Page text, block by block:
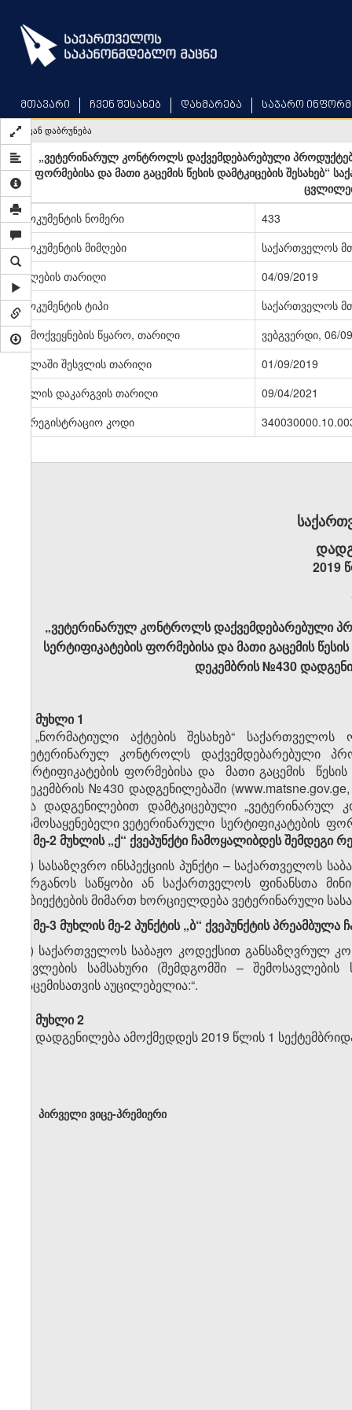
main
content
მთავარი ჩვენ შესახებ დახმარება საჯარო
უკან დაბრუნება
„ვეტერინარულ კონტროლს დაქვემდებარებული
ფორმებისა და მათი გაცემის წესის დამტკიცების
დოკუმენტის ნომერი
433
დოკუმენტის მიმღები
საქართველოს
მიღების თარიღი
04/09/2019
დოკუმენტის ტიპი
საქართველოს
გამოქვეყნების წყარო, თარიღი
ვებგვერდი, 06/
ძალაში შესვლის თარიღი
01/09/2019
ძალის დაკარგვის თარიღი
09/04/2021
სარეგისტრაციო კოდი
2019
„ვეტერინარულ კონტროლს დაქვემდებარებული
სერტიფიკატების ფორმებისა და მათი გაცემის
დეკემბრის №430
მუხლი 1
„ნორმატიული აქტების შესახებ“
„ვეტერინარულ კონტროლს დაქვემდებარებული
სერტიფიკატების ფორმებისა და მათი გაცემის
დეკემბრის №430 დადგენილებაში
და დადგენილებით დამტკიცებული
გამოსაყენებელი ვეტერინარული სერტიფიკატების
1. მე-2 მუხლის „ქ“ ქვეპუნქტი ჩამოყალიბდეს შემდეგი
„ქ) სასაზღვრო ინსპექციის პუნქტი – საქართველოს
ორგანოს საწყობი ან საქართველოს ფინანსთა
ობიექტების მიმართ ხორციელდება ვეტერინარული
მე-3 მუხლის მე-2 პუნქტის „ბ“ ქვეპუნქტის
„ბ) საქართველოს საბაჟო კოდექსით
სავლების სამსახური (შემდგომში –
გაცემისათვის აუ­ცი­ლებელია:“.
მუხლი 2
დადგენილება ამოქმედდეს 2019 წლის 1
პირველი ვიცე-პრემიერი